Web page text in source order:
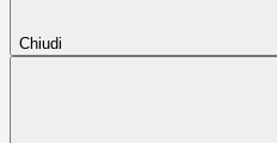
Chiudi